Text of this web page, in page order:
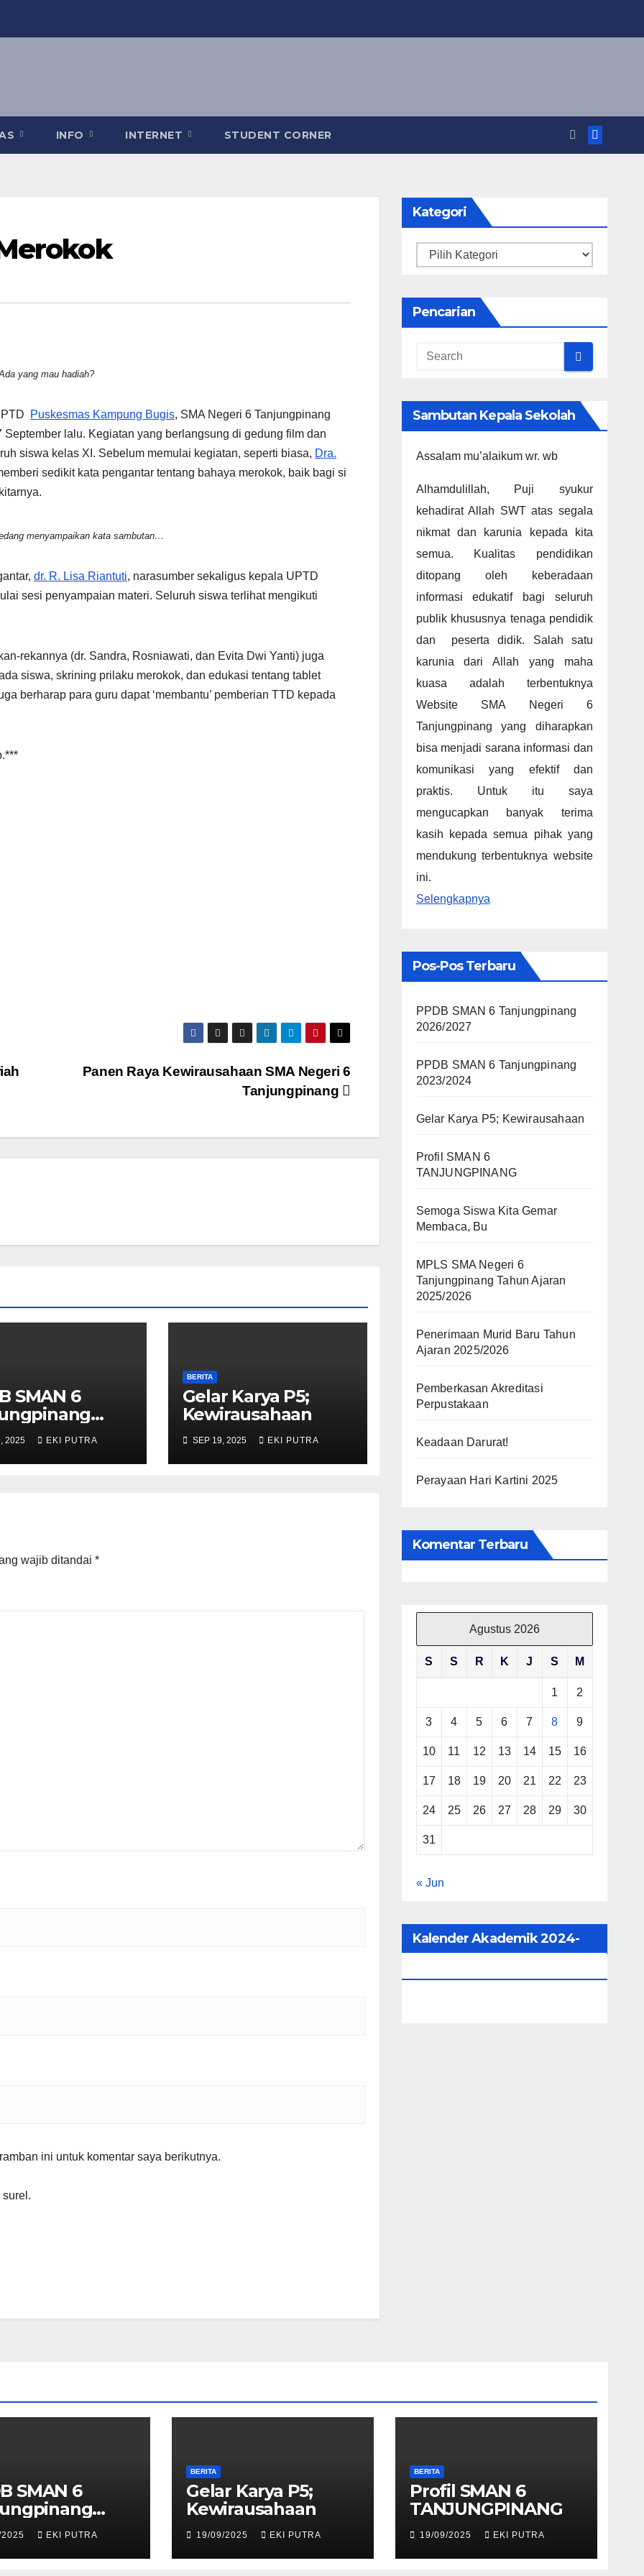
INFO INTERNET STUDENT CORNER
yang mau hadiah?
Puskesmas Kampung Bugis, SMA Negeri 6 Tanjungpinang
lalu. Kegiatan yang berlangsung di gedung film dan
siswa kelas XI. Sebelum memulai kegiatan, seperti biasa, Dra.
sedikit kata pengantar tentang bahaya merokok, baik bagi si
menyampaikan kata sambutan…
dr. R. Lisa Riantuti, narasumber sekaligus kepala UPTD
sesi penyampaian materi. Seluruh siswa terlihat mengikuti
rekannya (dr. Sandra, Rosniawati, dan Evita Dwi Yanti) juga
siswa, skrining prilaku merokok, dan edukasi tentang tablet
berharap para guru dapat ‘membantu’ pemberian TTD kepada
Panen Raya Kewirausahaan SMA Negeri 6
Tanjungpinang
SMAN 6
2024
2025 EKI PUTRA
BERITA
Gelar Karya P5;
Kewirausahaan
SEP 19, 2025 EKI PUTRA
wajib ditandai *
ini untuk komentar saya berikutnya.
Kategori
Kategori
Pencarian
Sambutan Kepala Sekolah
Assalam mu’alaikum wr. wb
Alhamdulillah, Puji syukur
kehadirat Allah SWT atas segala
nikmat dan karunia kepada kita
semua. Kualitas pendidikan
ditopang oleh keberadaan
informasi edukatif bagi seluruh
publik khususnya tenaga pendidik
dan peserta didik. Salah satu
karunia dari Allah yang maha
kuasa adalah terbentuknya
Website SMA Negeri 6
Tanjungpinang yang diharapkan
bisa menjadi sarana informasi dan
komunikasi yang efektif dan
praktis. Untuk itu saya
mengucapkan banyak terima
kasih kepada semua pihak yang
mendukung terbentuknya website
ini.
Selengkapnya
Pos-Pos Terbaru
PPDB SMAN 6 Tanjungpinang
2026/2027
PPDB SMAN 6 Tanjungpinang
2023/2024
Gelar Karya P5; Kewirausahaan
Profil SMAN 6
TANJUNGPINANG
Semoga Siswa Kita Gemar
Membaca, Bu
MPLS SMA Negeri 6
Tanjungpinang Tahun Ajaran
2025/2026
Penerimaan Murid Baru Tahun
Ajaran 2025/2026
Pemberkasan Akreditasi
Perpustakaan
Keadaan Darurat!
Perayaan Hari Kartini 2025
Komentar Terbaru
Agustus 2026
S S R K J S M
1 2
3 4 5 6 7 8 9
10 11 12 13 14 15 16
17 18 19 20 21 22 23
24 25 26 27 28 29 30
31
« Jun
Kalender Akademik 2024-
SMAN 6
2024EKI PUTRA
BERITA
Gelar Karya P5;
Kewirausahaan
19/09/2025 EKI PUTRA
BERITA
Profil SMAN 6
TANJUNGPINANG
19/09/2025 EKI PUTRA